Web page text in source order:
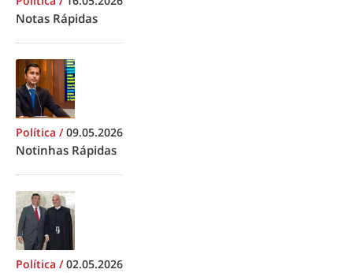
Notas Rápidas
Política /09.05.2026
Notinhas Rápidas
Política /02.05.2026